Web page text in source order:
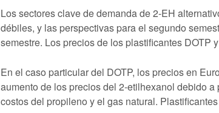
Los sectores clave de demanda de 2-EH
débiles, y las perspectivas para el segundo
semestre. Los precios de los plastificantes DOTP
En el caso particular del DOTP, los precios en
aumento de los precios del 2-etilhexanol debido
costos del propileno y el gas natural.